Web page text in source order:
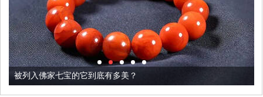
被列入佛家七宝的它到底有多美？